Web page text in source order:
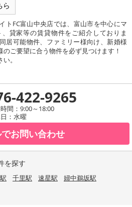
ら
FC富山中央店では、富山市を中心にマ
貸家等の賃貸物件をご紹介しておりま
居可能物件、ファミリー様向け、新婚様
ご要望に合う物件を必ず見つけます！
。
422-9265
間：9:00～18:00
：水曜
お問い合わせ
を探す
千里駅 速星駅
婦中鵜坂駅